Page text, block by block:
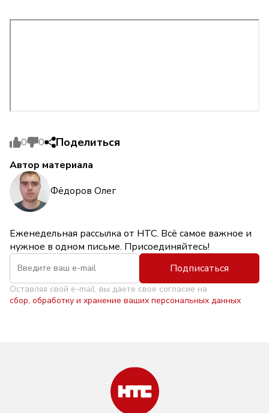
0 0 Поделиться
Автор материала
Фёдоров Олег
Еженедельная рассылка от НТС. Всё самое важное и
нужное в одном письме. Присоединяйтесь!
Подписаться
Оставляя свой e-mail, вы даете свое согласие на
сбор, обработку и хранение ваших персональных данных